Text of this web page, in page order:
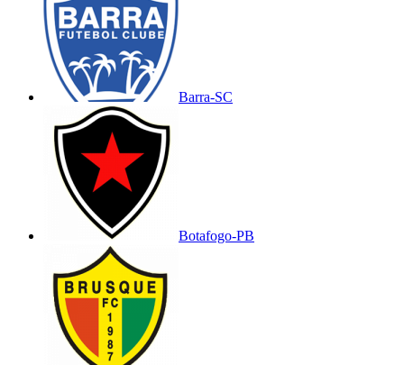
Barra-SC
Botafogo-PB